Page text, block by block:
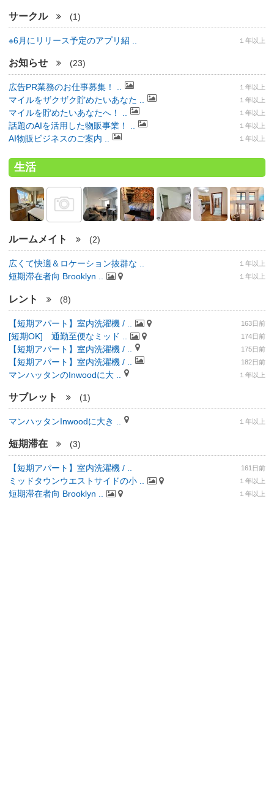
サークル (1)
※6月にリリース予定のアプリ紹 .. １年以上
お知らせ (23)
広告PR業務のお仕事募集！ .. １年以上
マイルをザクザク貯めたいあなた .. １年以上
マイルを貯めたいあなたへ！ .. １年以上
話題のAIを活用した物販事業！ .. １年以上
AI物販ビジネスのご案内 .. １年以上
生活
ルームメイト (2)
広くて快適＆ロケーション抜群な .. １年以上
短期滞在者向 Brooklyn .. １年以上
レント (8)
【短期アパート】室内洗濯機 / .. 163日前
[短期OK] 通勤至便なミッド .. 174日前
【短期アパート】室内洗濯機 / .. 175日前
【短期アパート】室内洗濯機 / .. 182日前
マンハッタンのInwoodに大 .. １年以上
サブレット (1)
マンハッタンInwoodに大き .. １年以上
短期滞在 (3)
【短期アパート】室内洗濯機 / .. 161日前
ミッドタウンウエストサイドの小 .. １年以上
短期滞在者向 Brooklyn .. １年以上